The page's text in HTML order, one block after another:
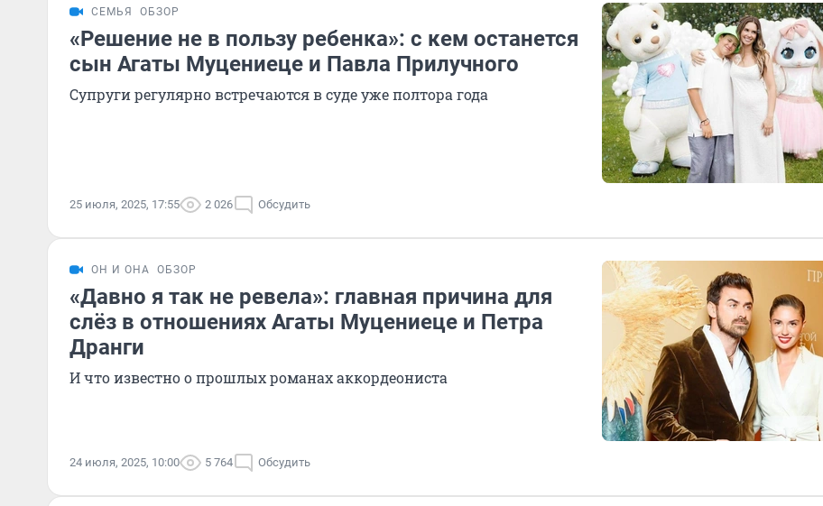
СЕМЬЯ ОБЗОР
«Решение не в пользу ребенка»: с кем останется
сын Агаты Муцениеце и Павла Прилучного
Супруги регулярно встречаются в суде уже полтора года
25 июля, 2025, 17:55 2 026 Обсудить
ОН И ОНА ОБЗОР
«Давно я так не ревела»: главная причина для
слёз в отношениях Агаты Муцениеце и Петра
Дранги
И что известно о прошлых романах аккордеониста
24 июля, 2025, 10:00 5 764 Обсудить